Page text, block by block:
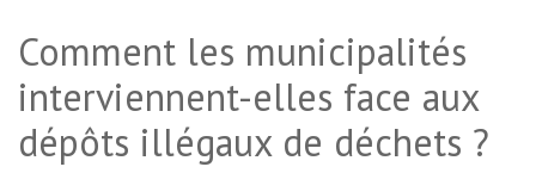
Comment les municipalités
interviennent-elles face aux
dépôts illégaux de déchets ?